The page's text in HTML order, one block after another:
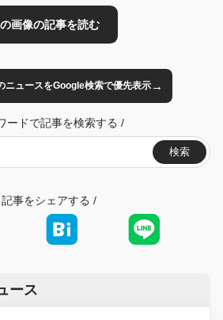
ニュースをGoogle検索で優先表示→
ードで記事を検索する /
検索
記事をシェアする /
ース